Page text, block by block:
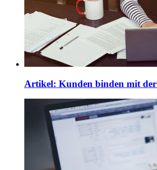
Artikel: Kunden binden mit